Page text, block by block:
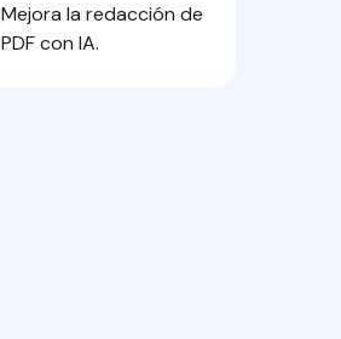
Mejora la redacción de
PDF con IA.